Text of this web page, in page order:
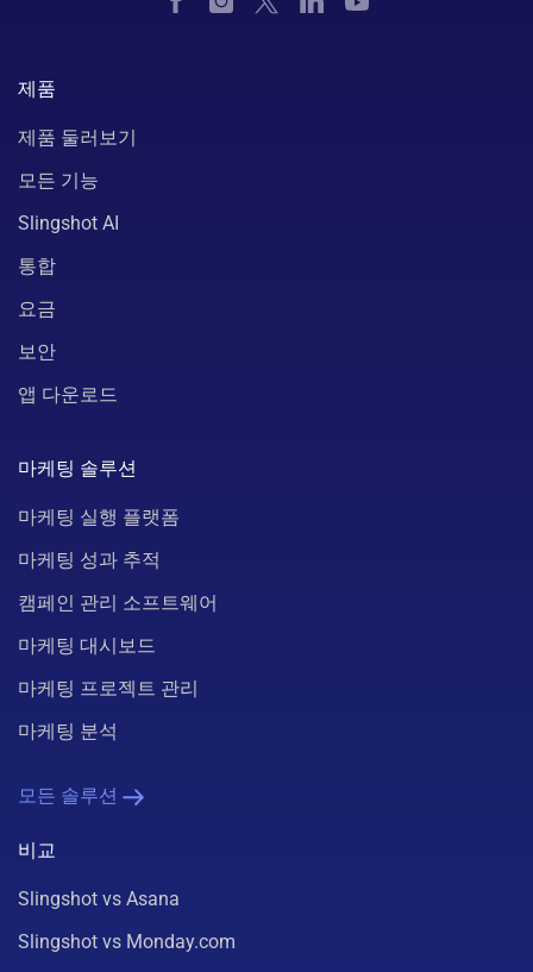
제품
제품 둘러보기
모든 기능
Slingshot AI
통합
요금
보안
앱 다운로드
마케팅 솔루션
마케팅 실행 플랫폼
마케팅 성과 추적
캠페인 관리 소프트웨어
마케팅 대시보드
마케팅 프로젝트 관리
마케팅 분석
모든 솔루션
비교
Slingshot vs Asana
Slingshot vs Monday.com